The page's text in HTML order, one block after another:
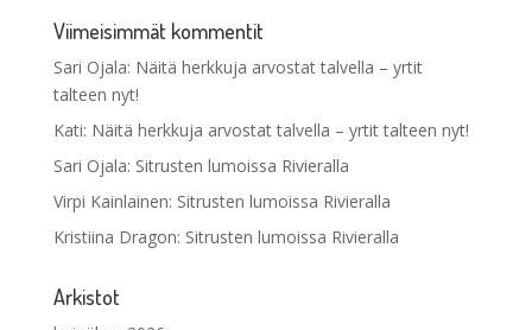
Viimeisimmät kommentit
Sari Ojala: Näitä herkkuja arvostat talvella – yrtit
talteen nyt!
Kati: Näitä herkkuja arvostat talvella – yrtit talteen nyt!
Sari Ojala: Sitrusten lumoissa Rivieralla
Virpi Kainlainen: Sitrusten lumoissa Rivieralla
Kristiina Dragon: Sitrusten lumoissa Rivieralla
Arkistot